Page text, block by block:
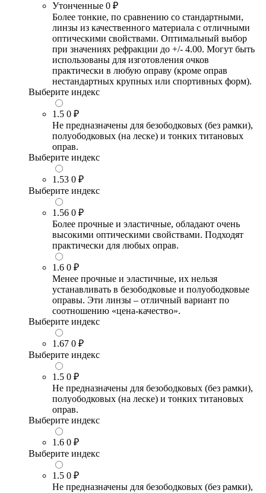
Утонченные 0 ₽
Более тонкие, по сравнению со стандартными,
линзы из качественного материала с отличными
оптическими свойствами. Оптимальный выбор
при значениях рефракции до +/- 4.00. Могут быть
использованы для изготовления очков
практически в любую оправу (кроме оправ
нестандартных крупных или спортивных форм).
Выберите индекс
1.5 0 ₽
Не предназначены для безободковых (без рамки),
полуободковых (на леске) и тонких титановых
оправ.
Выберите индекс
1.53 0 ₽
Выберите индекс
1.56 0 ₽
Более прочные и эластичные, обладают очень
высокими оптическими свойствами. Подходят
практически для любых оправ.
1.6 0 ₽
Менее прочные и эластичные, их нельзя
устанавливать в безободковые и полуободковые
оправы. Эти линзы – отличный вариант по
соотношению «цена-качество».
Выберите индекс
1.67 0 ₽
Выберите индекс
1.5 0 ₽
Не предназначены для безободковых (без рамки),
полуободковых (на леске) и тонких титановых
оправ.
Выберите индекс
1.6 0 ₽
Выберите индекс
1.5 0 ₽
Не предназначены для безободковых (без рамки),